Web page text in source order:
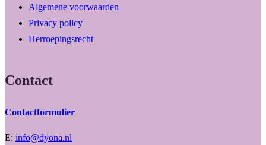
Algemene voorwaarden
Privacy policy
Herroepingsrecht
Contact
Contactformulier
E: info@dyona.nl